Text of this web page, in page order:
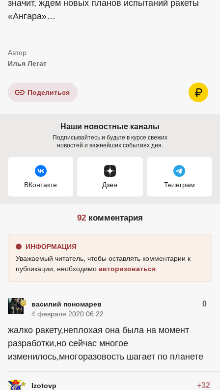
значит, ждем новых планов испытаний ракеты
«Ангара»…
Илья Легат
Поделиться
Наши новостные каналы
Подписывайтесь и будьте в курсе свежих
новостей и важнейших событиях дня.
ВКонтакте Дзен Телеграм
92 комментария
ИНФОРМАЦИЯ
Уважаемый читатель, чтобы оставлять комментарии к
публикации, необходимо авторизоваться
василий пономарев 0
4 февраля 2020 06:22
жалко ракету,неплохая она была на момент
разработки,но сейчас многое
изменилось,многоразовость шагает по планете
Izotovp +32